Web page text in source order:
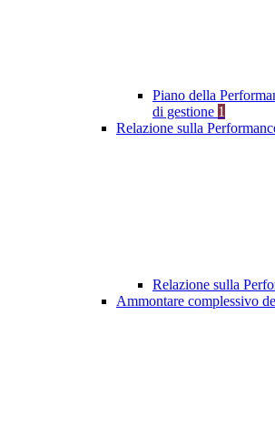
Piano della
di gestione 1
Relazione sulla
Relazione sulla
Ammontare complessivo